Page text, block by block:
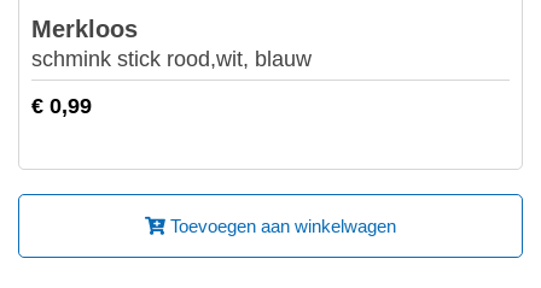
Merkloos
schmink stick rood,wit, blauw
€ 0,99
Toevoegen aan winkelwagen